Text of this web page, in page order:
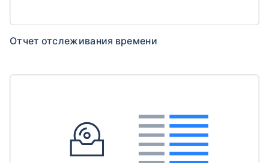
Отчет отслеживания времени